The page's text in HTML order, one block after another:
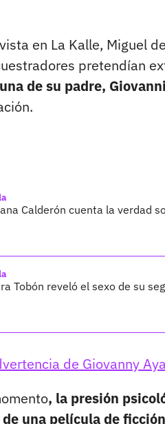
en La Kalle, Miguel
pretendían
de su padre,
Calderón cuenta la verdad
Tobón reveló el sexo de su
de Giovanny
, la presión
una película de